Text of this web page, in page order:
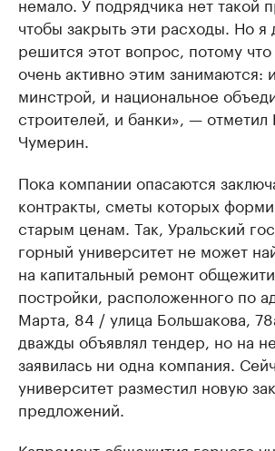
чтобы закрыть эти расходы. Но я
решится этот вопрос, потому
очень активно этим занимаются:
минстрой, и национальное
строителей, и банки», —
Чумерин.
Пока компании опасаются
контракты, сметы которых
старым ценам. Так, Уральский
горный университет не может
на капитальный ремонт
постройки, расположенного по
Марта, 84 / улица Большакова,
дважды объявлял тендер, но на
заявилась ни одна компания.
университет разместил новую
предложений.